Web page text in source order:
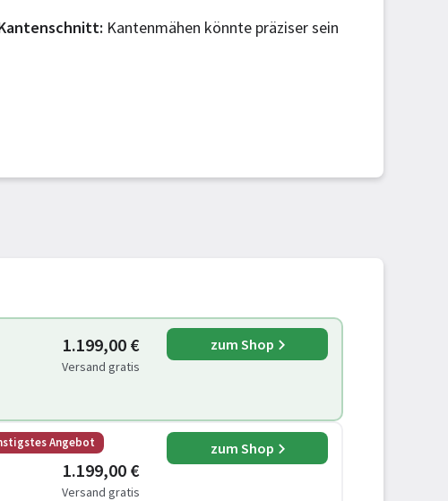
Kantenmähen könnte präziser sein
1.199,00 €
Versand gratis
zum Shop
Angebot
1.199,00 €
Versand gratis
zum Shop